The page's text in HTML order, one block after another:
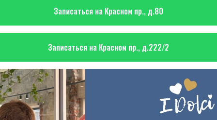
Записаться на Красном пр., д.80
Записаться на Красном пр., д.222/2